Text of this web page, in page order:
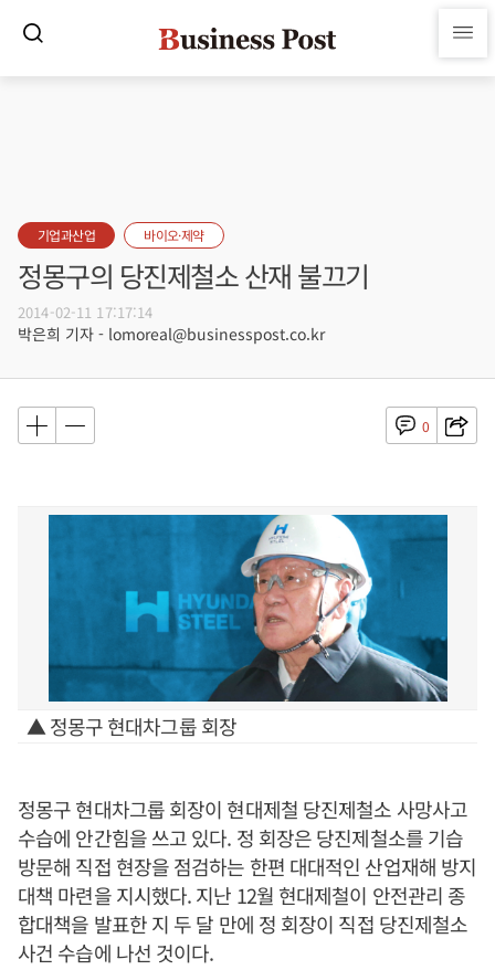
기업과산업 바이오·제약
정몽구의 당진제철소 산재 불끄기
2014-02-11 17:17:14
박은희 기자 - lomoreal@businesspost.co.kr
0
▲ 정몽구 현대차그룹 회장
정몽구 현대차그룹 회장이 현대제철 당진제철소 사망사고
수습에 안간힘을 쓰고 있다. 정 회장은 당진제철소를 기습
방문해 직접 현장을 점검하는 한편 대대적인 산업재해 방지
대책 마련을 지시했다. 지난 12월 현대제철이 안전관리 종
합대책을 발표한 지 두 달 만에 정 회장이 직접 당진제철소
사건 수습에 나선 것이다.